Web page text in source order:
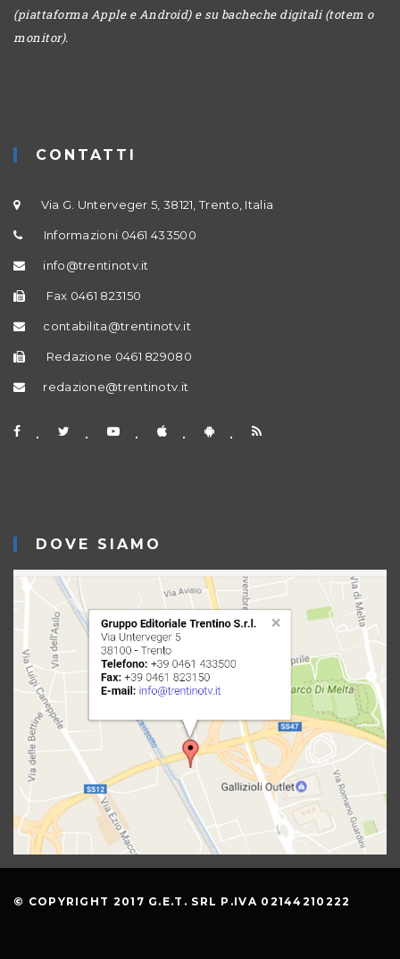
(piattaforma Apple e Android) e su bacheche digitali (totem o
monitor).
CONTATTI
Via G. Unterveger 5, 38121, Trento, Italia
Informazioni 0461 433500
info@trentinotv.it
Fax 0461 823150
contabilita@trentinotv.it
Redazione 0461 829080
redazione@trentinotv.it
DOVE SIAMO
© COPYRIGHT 2017 G.E.T. SRL P.IVA 02144210222